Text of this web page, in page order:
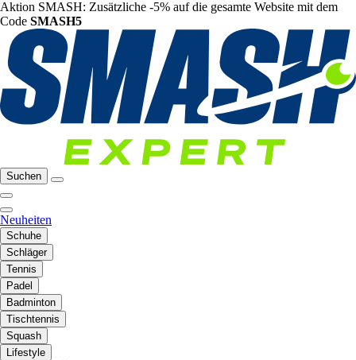
Aktion SMASH: Zusätzliche -5% auf die gesamte Website mit dem
Code SMASH5
Suchen
Neuheiten
Schuhe
Schläger
Tennis
Padel
Badminton
Tischtennis
Squash
Lifestyle